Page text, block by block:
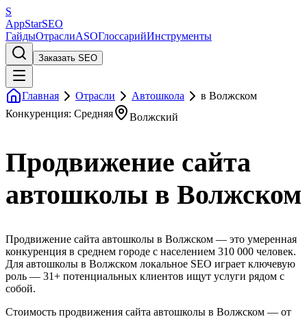
S
AppStarSEO
ГайдыОтраслиASOГлоссарийИнструменты
Заказать SEO
Главная Отрасли Автошкола
в Волжском
Конкуренция: Средняя
Волжский
Продвижение сайта
автошколы в Волжском
Продвижение сайта автошколы в Волжском — это умеренная
конкуренция в среднем городе с населением 310 000 человек.
Для автошколы в Волжском локальное SEO играет ключевую
роль — 31+ потенциальных клиентов ищут услуги рядом с
собой.
Стоимость продвижения сайта автошколы в Волжском — от